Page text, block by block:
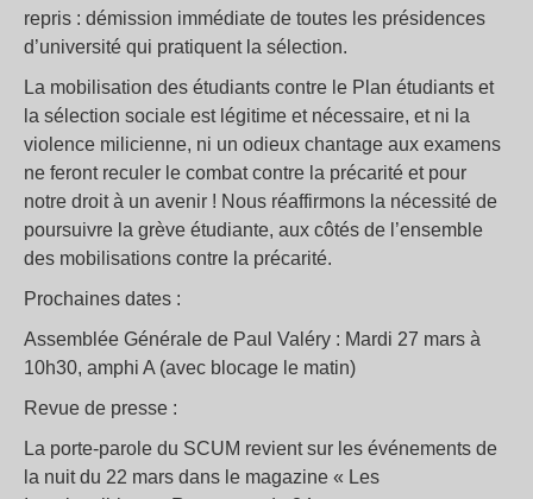
repris : démission immédiate de toutes les présidences
d’université qui pratiquent la sélection.
La mobilisation des étudiants contre le Plan étudiants et
la sélection sociale est légitime et nécessaire, et ni la
violence milicienne, ni un odieux chantage aux examens
ne feront reculer le combat contre la précarité et pour
notre droit à un avenir ! Nous réaffirmons la nécessité de
poursuivre la grève étudiante, aux côtés de l’ensemble
des mobilisations contre la précarité.
Prochaines dates :
Assemblée Générale de Paul Valéry : Mardi 27 mars à
10h30, amphi A (avec blocage le matin)
Revue de presse :
La porte-parole du SCUM revient sur les événements de
la nuit du 22 mars dans le magazine « Les